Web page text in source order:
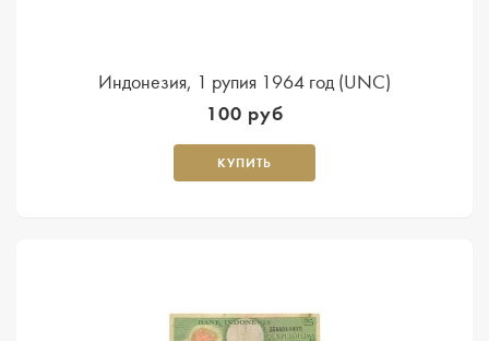
Индонезия, 1 рупия 1964 год (UNC)
100 руб
КУПИТЬ